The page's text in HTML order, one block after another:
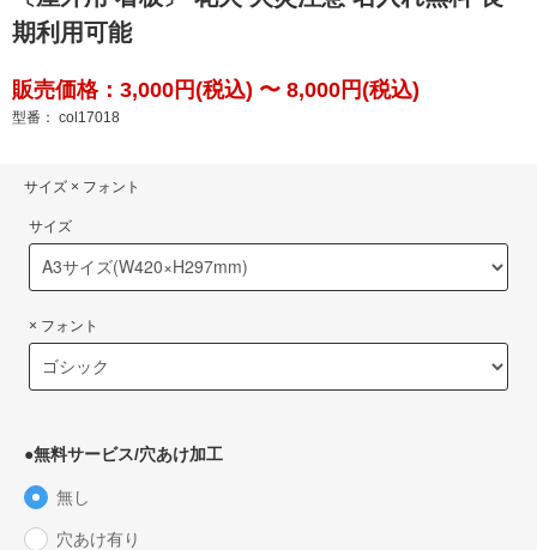
期利用可能
販売価格：3,000円(税込) 〜 8,000円(税込)
型番： col17018
サイズ × フォント
サイズ
× フォント
●無料サービス/穴あけ加工
無し
穴あけ有り